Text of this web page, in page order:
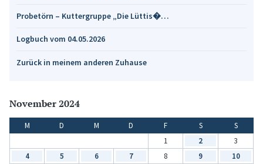
Probetörn – Kuttergruppe „Die Lüttis�…
Logbuch vom 04.05.2026
Zurück in meinem anderen Zuhause
November 2024
M D M D F S
S
1
2
3
4
5 6 7 8 9
10